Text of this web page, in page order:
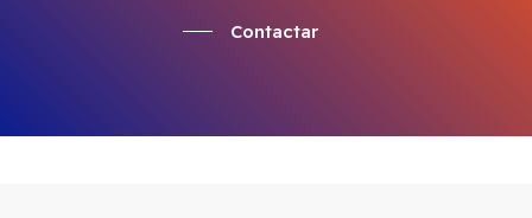
Contactar